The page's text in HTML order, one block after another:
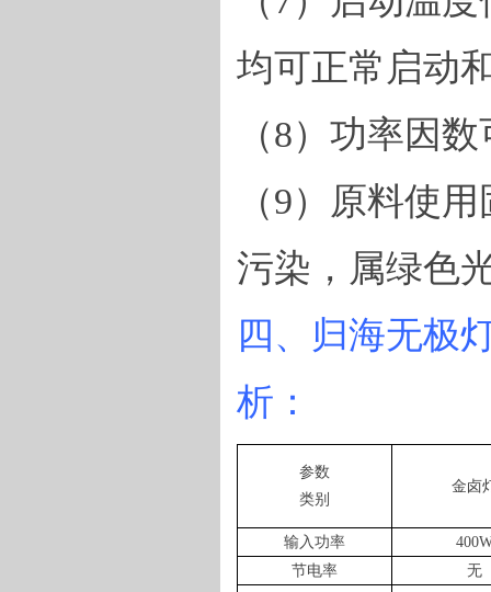
均可正常启
（8）功率因数
（9）原料使
污染，属绿色
四 、归海无极
析：
参数
类别
金卤
输入功率
节电率
无